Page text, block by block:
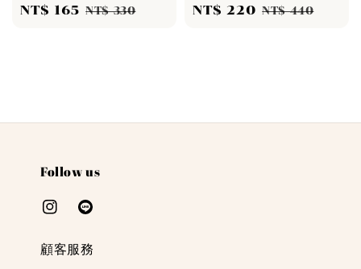
Sale
NT$ 165 Regular
NT$ 330
Sale
NT$ 220 Regular
NT$ 440
Follow us
顧客服務